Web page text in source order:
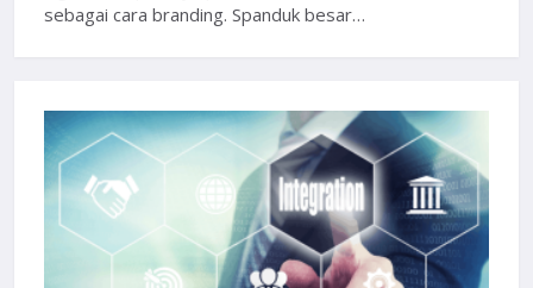
sebagai cara branding. Spanduk besar…